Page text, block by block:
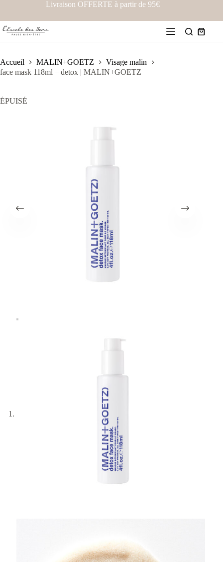
Livraison OFFERTE à partir de 95€
Accueil MALIN+GOETZ
Visage malin
face mask 118ml – detox | MALIN+GOETZ
ÉPUISÉ